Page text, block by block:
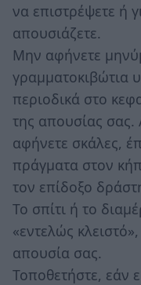
να επιστρέψετε ή
απουσιάζετε.
Μην αφήνετε
γραμματοκιβώτια
περιοδικά στο
της απουσίας σας.
αφήνετε σκάλες,
πράγματα στον
τον επίδοξο
Το σπίτι ή το
«εντελώς
απουσία σας.
Τοποθετήστε, εάν